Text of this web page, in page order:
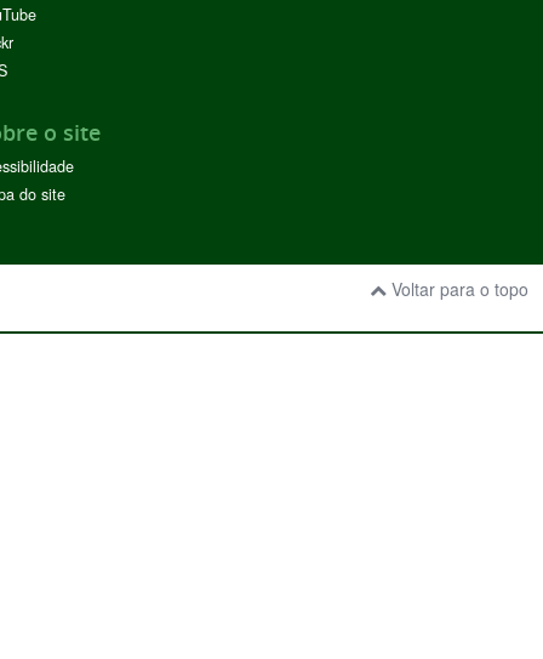
o site
do site
Voltar para o topo